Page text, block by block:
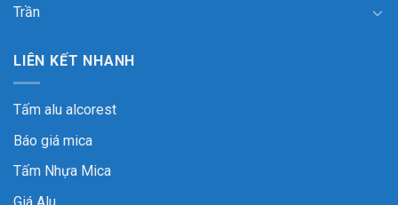
Trần
LIÊN KẾT NHANH
Tấm alu alcorest
Báo giá mica
Tấm Nhựa Mica